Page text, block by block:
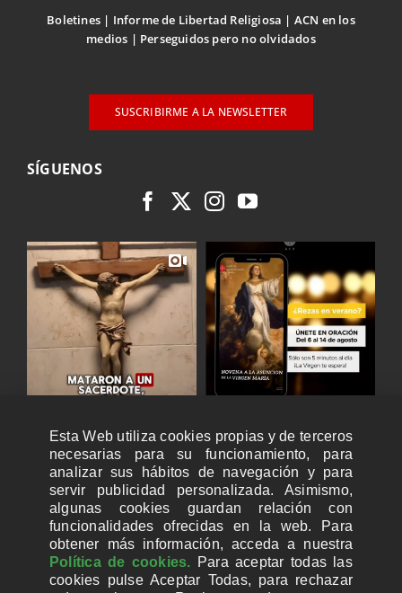
Boletines Informe de Libertad Religiosa
ACN en los
medios
Perseguidos pero no olvidados
SUSCRIBIRME A LA NEWSLETTER
SÍGUENOS
Esta Web utiliza cookies propias y de terceros
necesarias para su funcionamiento, para
analizar sus hábitos de navegación y para
servir publicidad personalizada. Asimismo,
algunas cookies guardan relación con
funcionalidades ofrecidas en la web. Para
obtener más información, acceda a nuestra
Política de cookies. Para aceptar todas las
cookies pulse Aceptar Todas, para rechazar